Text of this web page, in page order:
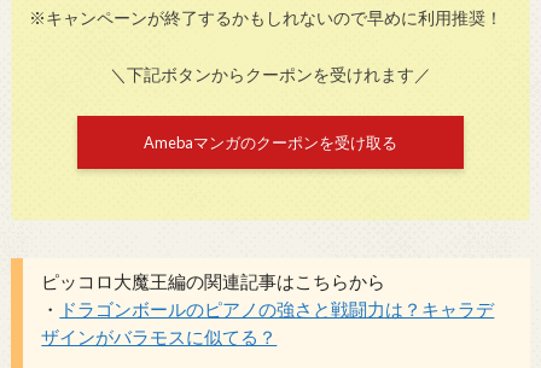
※キャンペーンが終了するかもしれないので早めに利用推奨！
＼下記ボタンからクーポンを受けれます／
Amebaマンガのクーポンを受け取る
ピッコロ大魔王編の関連記事はこちらから
・
ドラゴンボールのピアノの強さと戦闘力は？キャラデ
ザインがバラモスに似てる？